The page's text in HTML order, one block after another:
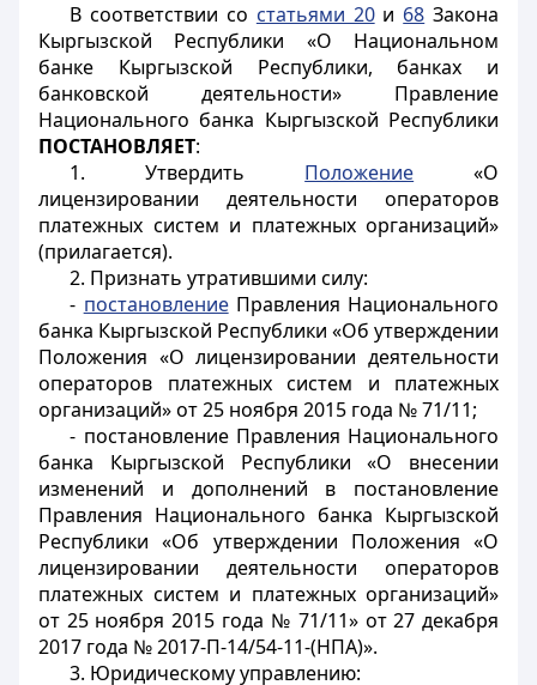
В соответствии со статьями 20и 68 Закона
Кыргызской Республики «О Национальном
банке Кыргызской Республики, банках и
банковской деятельности» Правление
Национального банка Кыргызской Республики
ПОСТАНОВЛЯЕТ:
1. Утвердить Положение «О
лицензировании деятельности операторов
платежных систем и платежных организаций»
(прилагается).
2. Признать утратившими силу:
- постановлениеПравления Национального
банка Кыргызской Республики «Об утверждении
Положения «О лицензировании деятельности
операторов платежных систем и платежных
организаций» от 25 ноября 2015 года № 71/11;
- постановление Правления Национального
банка Кыргызской Республики «О внесении
изменений и дополнений в постановление
Правления Национального банка Кыргызской
Республики «Об утверждении Положения «О
лицензировании деятельности операторов
платежных систем и платежных организаций»
от 25 ноября 2015 года № 71/11» от 27 декабря
2017 года № 2017-П-14/54-11-(НПА)».
3. Юридическому управлению: